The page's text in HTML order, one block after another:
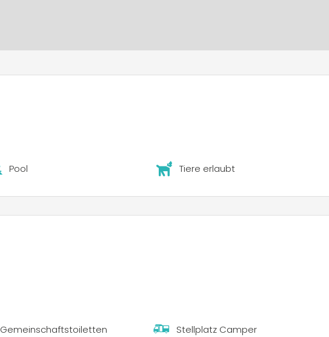
Pool Tiere erlaubt
Gemeinschaftstoiletten
Stellplatz Camper